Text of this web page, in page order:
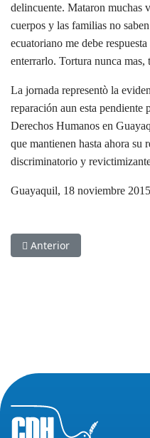
delincuente. Mataron muchas
cuerpos y las familias no
ecuatoriano me debe
enterrarlo. Tortura nunca mas,
La jornada representò la
reparación aun esta pendiente
Derechos Humanos en
que mantienen hasta ahora su
discriminatorio y
Guayaquil, 18 noviembre 2015
Artículo anterior: Jornada
Anterior